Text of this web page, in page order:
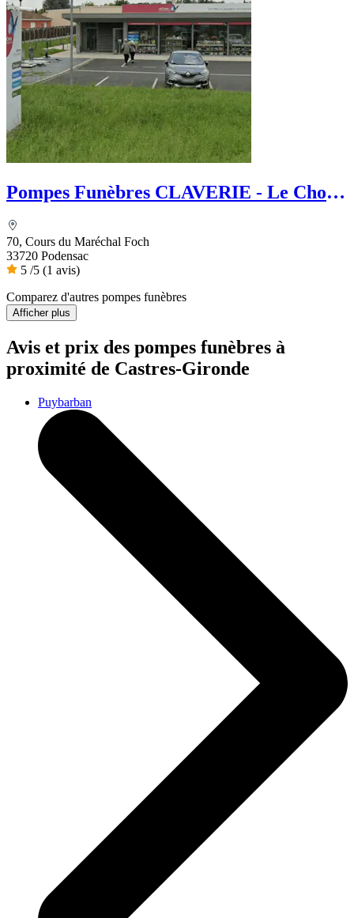
Pompes Funèbres CLAVERIE - Le Choix
70, Cours du Maréchal Foch
33720 Podensac
5 /5 (1 avis)
Comparez d'autres pompes funèbres
Afficher plus
Avis et prix des pompes funèbres à
proximité de Castres-Gironde
Puybarban